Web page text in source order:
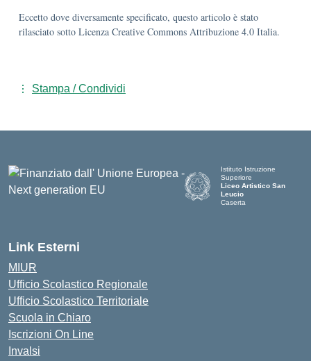
Eccetto dove diversamente specificato, questo articolo è stato
rilasciato sotto Licenza Creative Commons Attribuzione 4.0 Italia.
Stampa / Condividi
Istituto Istruzione
Superiore
Liceo Artistico San
Leucio
Caserta
Link Esterni
MIUR
Ufficio Scolastico Regionale
Ufficio Scolastico Territoriale
Scuola in Chiaro
Iscrizioni On Line
Invalsi